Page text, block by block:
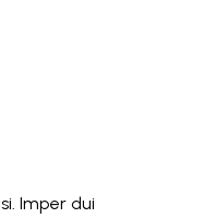
Imper dui